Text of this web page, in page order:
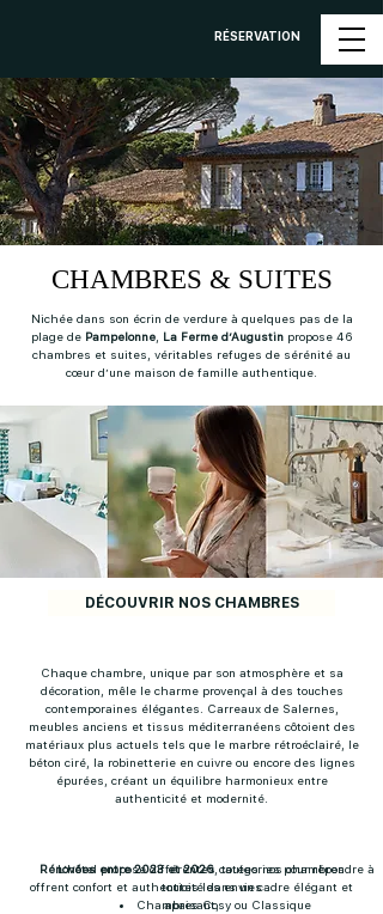
RÉSERVATION
CHAMBRES & SUITES
Nichée dans son écrin de verdure à quelques pas de la
plage de Pampelonne, La Ferme d’Augustinpropose 46
chambres et suites, véritables refuges de sérénité au
cœur d’une maison de famille authentique.
DÉCOUVRIR NOS CHAMBRES
Chaque chambre, unique par son atmosphère et sa
décoration, mêle le charme provençal à des touches
contemporaines élégantes. Carreaux de Salernes,
meubles anciens et tissus méditerranéens côtoient des
matériaux plus actuels tels que le marbre rétroéclairé, le
béton ciré, la robinetterie en cuivre ou encore des lignes
épurées, créant un équilibre harmonieux entre
authenticité et modernité.
Rénovées entre 2023 et 2026, toutes nos chambres
offrent confort et authenticité dans un cadre élégant et
apaisant,
L’hôtel propose différentes catégories pour répondre à
toutes les envies :
Chambres Cosy ou Classique